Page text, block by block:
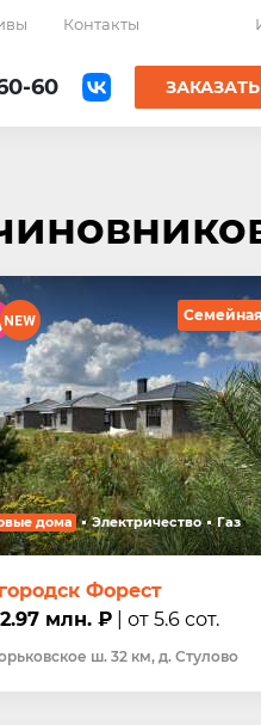
Контакты
60
дома Электричество Газ
Форест
млн. ₽ | от 5.6 сот.
ш. 32 км, д. Стулово